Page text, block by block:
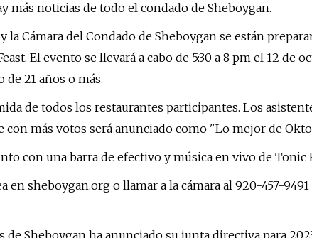
más noticias de todo el condado de Sheboygan.
Cámara del Condado de Sheboygan se están
El evento se llevará a cabo de 5:30 a 8 pm el 12 de
21 años o más.
de todos los restaurantes participantes. Los
más votos será anunciado como "Lo mejor de
con una barra de efectivo y música en vivo de Tonic
sheboygan.org o llamar a la cámara al 920-457-